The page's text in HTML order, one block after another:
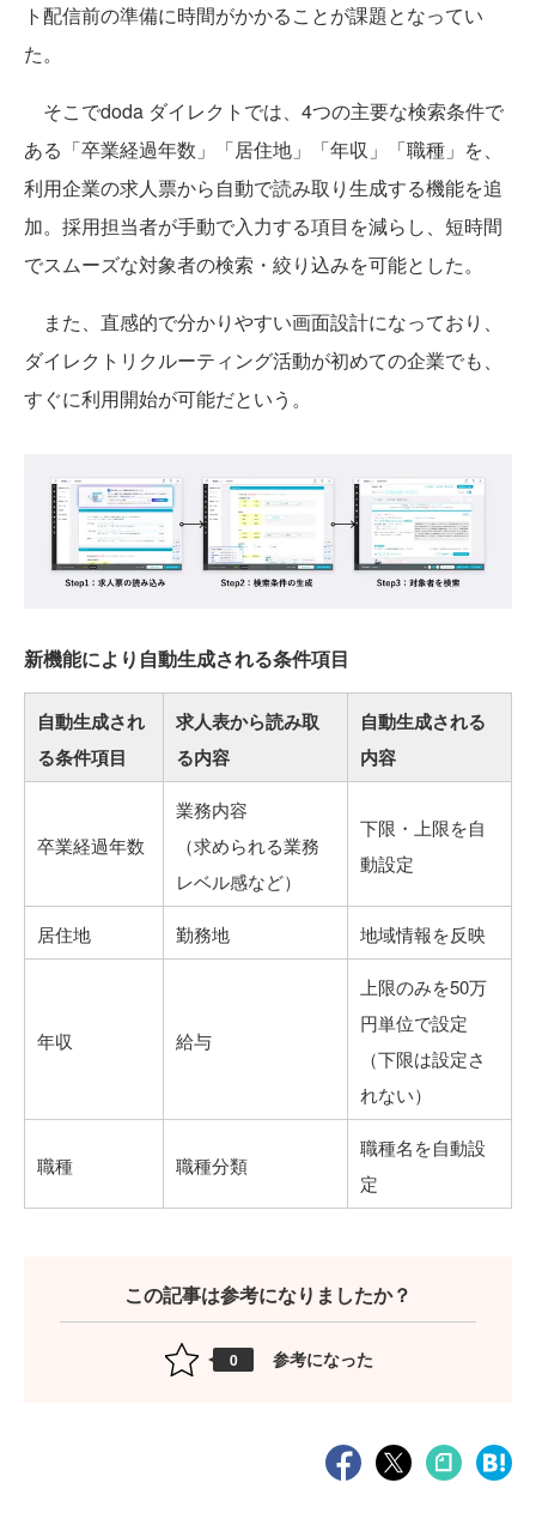
ト配信前の準備に時間がかかることが課題となってい
た。
そこでdoda ダイレクトでは、4つの主要な検索条件で
ある「卒業経過年数」「居住地」「年収」「職種」を、
利用企業の求人票から自動で読み取り生成する機能を追
加。採用担当者が手動で入力する項目を減らし、短時間
でスムーズな対象者の検索・絞り込みを可能とした。
また、直感的で分かりやすい画面設計になっており、
ダイレクトリクルーティング活動が初めての企業でも、
すぐに利用開始が可能だという。
新機能により自動生成される条件項目
自動生成され
る条件項目
求人表から読み取
る内容
自動生成される
内容
卒業経過年数
業務内容
（求められる業務
レベル感など）
下限・上限を自
動設定
居住地 勤務地 地域情報を反映
年収 給与
上限のみを50万
円単位で設定
（下限は設定さ
れない）
職種 職種分類
職種名を自動設
定
この記事は参考になりましたか？
0 参考になった